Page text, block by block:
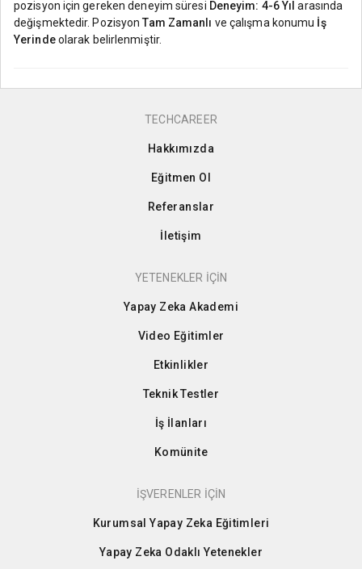
pozisyon için gereken deneyim süresi Deneyim: 4-6 Yıl arasında
değişmektedir. PozisyonTam Zamanlı ve çalışma konumu İş
Yerindeolarak belirlenmiştir.
TECHCAREER
Hakkımızda
Eğitmen Ol
Referanslar
İletişim
YETENEKLER İÇİN
Yapay Zeka Akademi
Video Eğitimler
Etkinlikler
Teknik Testler
İş İlanları
Komünite
İŞVERENLER İÇİN
Kurumsal Yapay Zeka Eğitimleri
Yapay Zeka Odaklı Yetenekler